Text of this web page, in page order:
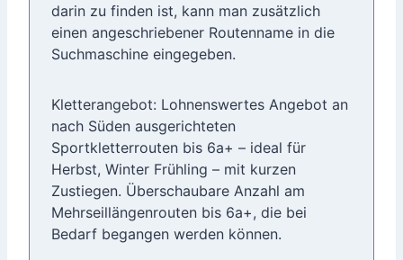
darin zu finden ist, kann man zusätzlich
einen angeschriebener Routenname in die
Suchmaschine eingegeben.
Kletterangebot: Lohnenswertes Angebot an
nach Süden ausgerichteten
Sportkletterrouten bis 6a+ – ideal für
Herbst, Winter Frühling – mit kurzen
Zustiegen. Überschaubare Anzahl am
Mehrseillängenrouten bis 6a+, die bei
Bedarf begangen werden können.